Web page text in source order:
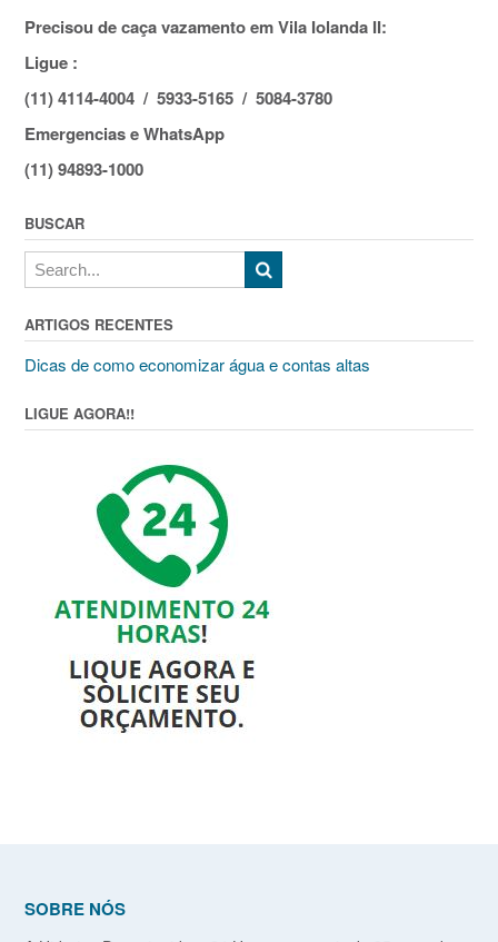
Precisou de caça vazamento em Vila Iolanda II:
Ligue :
(11) 4114-4004 / 5933-5165 / 5084-3780
Emergencias e WhatsApp
(11) 94893-1000
BUSCAR
ARTIGOS RECENTES
Dicas de como economizar água e contas altas
LIGUE AGORA!!
SOBRE NÓS